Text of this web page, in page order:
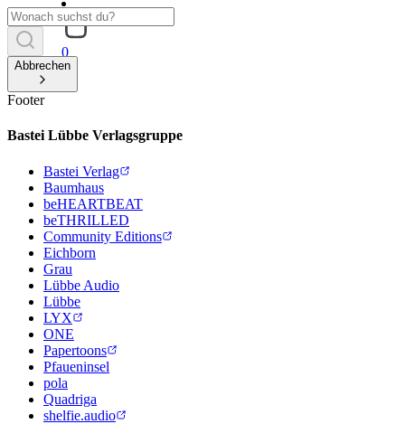
0
Abbrechen
Footer
Bastei Lübbe Verlagsgruppe
Bastei Verlag
Baumhaus
beHEARTBEAT
beTHRILLED
Community Editions
Eichborn
Grau
Lübbe Audio
Lübbe
LYX
ONE
Papertoons
Pfaueninsel
pola
Quadriga
shelfie.audio